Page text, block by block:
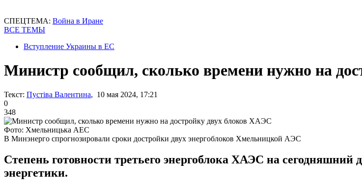
СПЕЦТЕМА: Война в Иране
ВСЕ ТЕМЫ
Вступление Украины в ЕС
Министр сообщил, сколько времени нужно на
Текст: Пустіва Валентина, 10 мая 2024, 17:21
0
348
Фото: Хмельницька АЕС
В Минэнерго спрогнозировали сроки достройки двух энергоблоков Хмельницкой АЭС
Степень готовности третьего энергоблока ХАЭС на
энергетики.